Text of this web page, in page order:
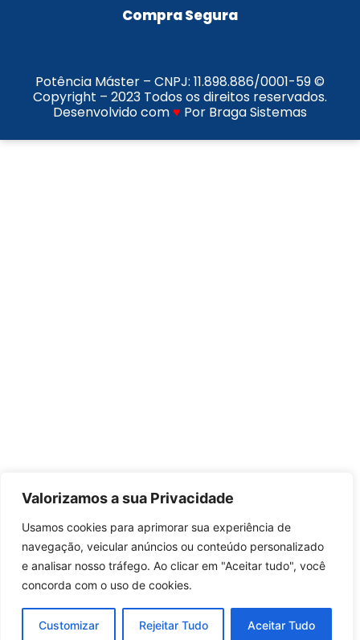
Valorizamos a sua Privacidade
Usamos cookies para aprimorar sua experiência de
navegação, veicular anúncios ou conteúdo personalizado
e analisar nosso tráfego. Ao clicar em "Aceitar tudo", você
concorda com o uso de cookies.
Customizar Rejeitar Tudo Aceitar Tudo
Compra Segura
Potência Máster – CNPJ: 11.898.886/0001-59©
Copyright – 2023 Todos os direitos reservados.
Desenvolvido com♥ Por Braga Sistemas